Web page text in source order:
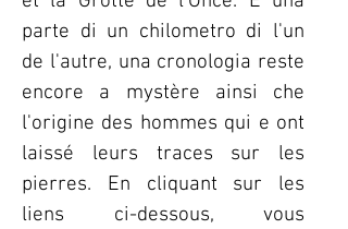
parte di un chilometro di l'un
de l'autre, una cronologia reste
encore a mystère ainsi che
l'origine des hommes qui e ont
laissé leurs traces sur les
pierres. En cliquant sur les
liens ci-dessous, vous